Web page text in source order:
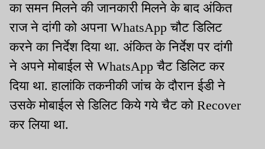
का समन मिलने की जानकारी मिलने के बाद अंकित
राज ने दांगी को अपना WhatsApp चौट डिलिट
करने का निर्देश दिया था. अंकित के निर्देश पर दांगी
ने अपने मोबाईल से WhatsApp चैट डिलिट कर
दिया था. हालांकि तकनीकी जांच के दौरान ईडी ने
उसके मोबाईल से डिलिट किये गये चैट को Recover
कर लिया था.